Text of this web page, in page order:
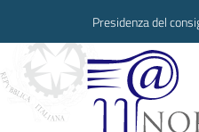
Presidenza del